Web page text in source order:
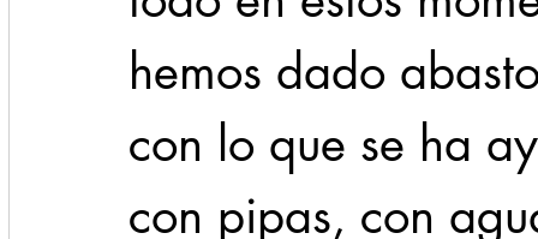
hemos dado
con lo que se ha
con pipas, con